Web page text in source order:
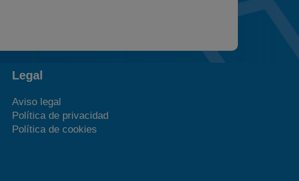
Legal
Aviso legal
Política de privacidad
Política de cookies